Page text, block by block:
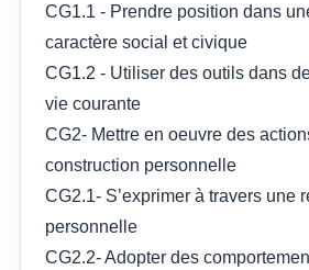
CG1.1 - Prendre position dans
caractère social et civique
CG1.2 - Utiliser des outils dans
vie courante
CG2- Mettre en oeuvre des
construction personnelle
CG2.1- S’exprimer à travers une
personnelle
CG2.2- Adopter des